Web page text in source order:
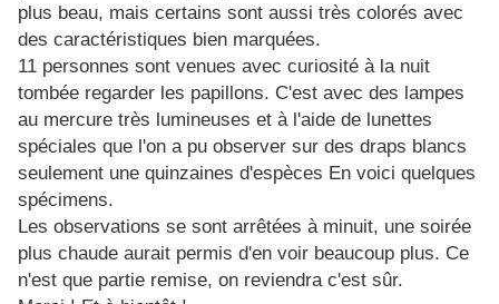
plus beau, mais certains sont aussi très colorés avec
des caractéristiques bien marquées.
11 personnes sont venues avec curiosité à la nuit
tombée regarder les papillons. C'est avec des lampes
au mercure très lumineuses et à l'aide de lunettes
spéciales que l'on a pu observer sur des draps blancs
seulement une quinzaines d'espèces En voici quelques
spécimens.
Les observations se sont arrêtées à minuit, une soirée
plus chaude aurait permis d'en voir beaucoup plus. Ce
n'est que partie remise, on reviendra c'est sûr.